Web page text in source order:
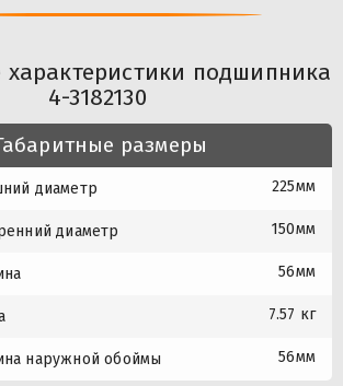
характеристики подшипника
4-3182130
размеры
диаметр 225мм
диаметр 150мм
56мм
7.57 кг
наружной обоймы 56мм